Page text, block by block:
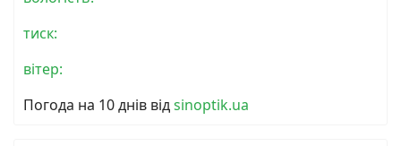
тиск:
вітер:
Погода на 10 днів відsinoptik.ua